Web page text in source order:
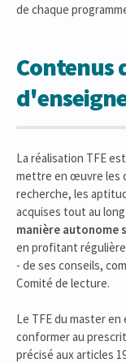
de chaque
Contenus
La réalisation TFE
mettre en œuvre les
recherche, les
acquises tout au
manière autonome
en profitant
- de ses conseils,
Comité de lecture.
Le TFE du master
conformer au
précisé aux articles